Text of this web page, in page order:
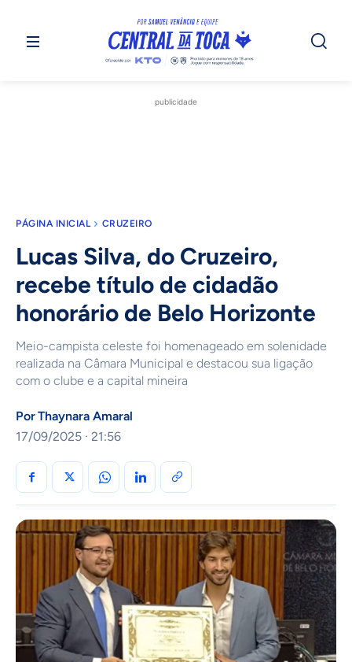
publicidade
PÁGINA INICIAL CRUZEIRO
Lucas Silva, do Cruzeiro,
recebe título de cidadão
honorário de Belo Horizonte
Meio-campista celeste foi homenageado em solenidade
realizada na Câmara Municipal e destacou sua ligação
com o clube e a capital mineira
PorThaynara Amaral
17/09/2025 · 21:56